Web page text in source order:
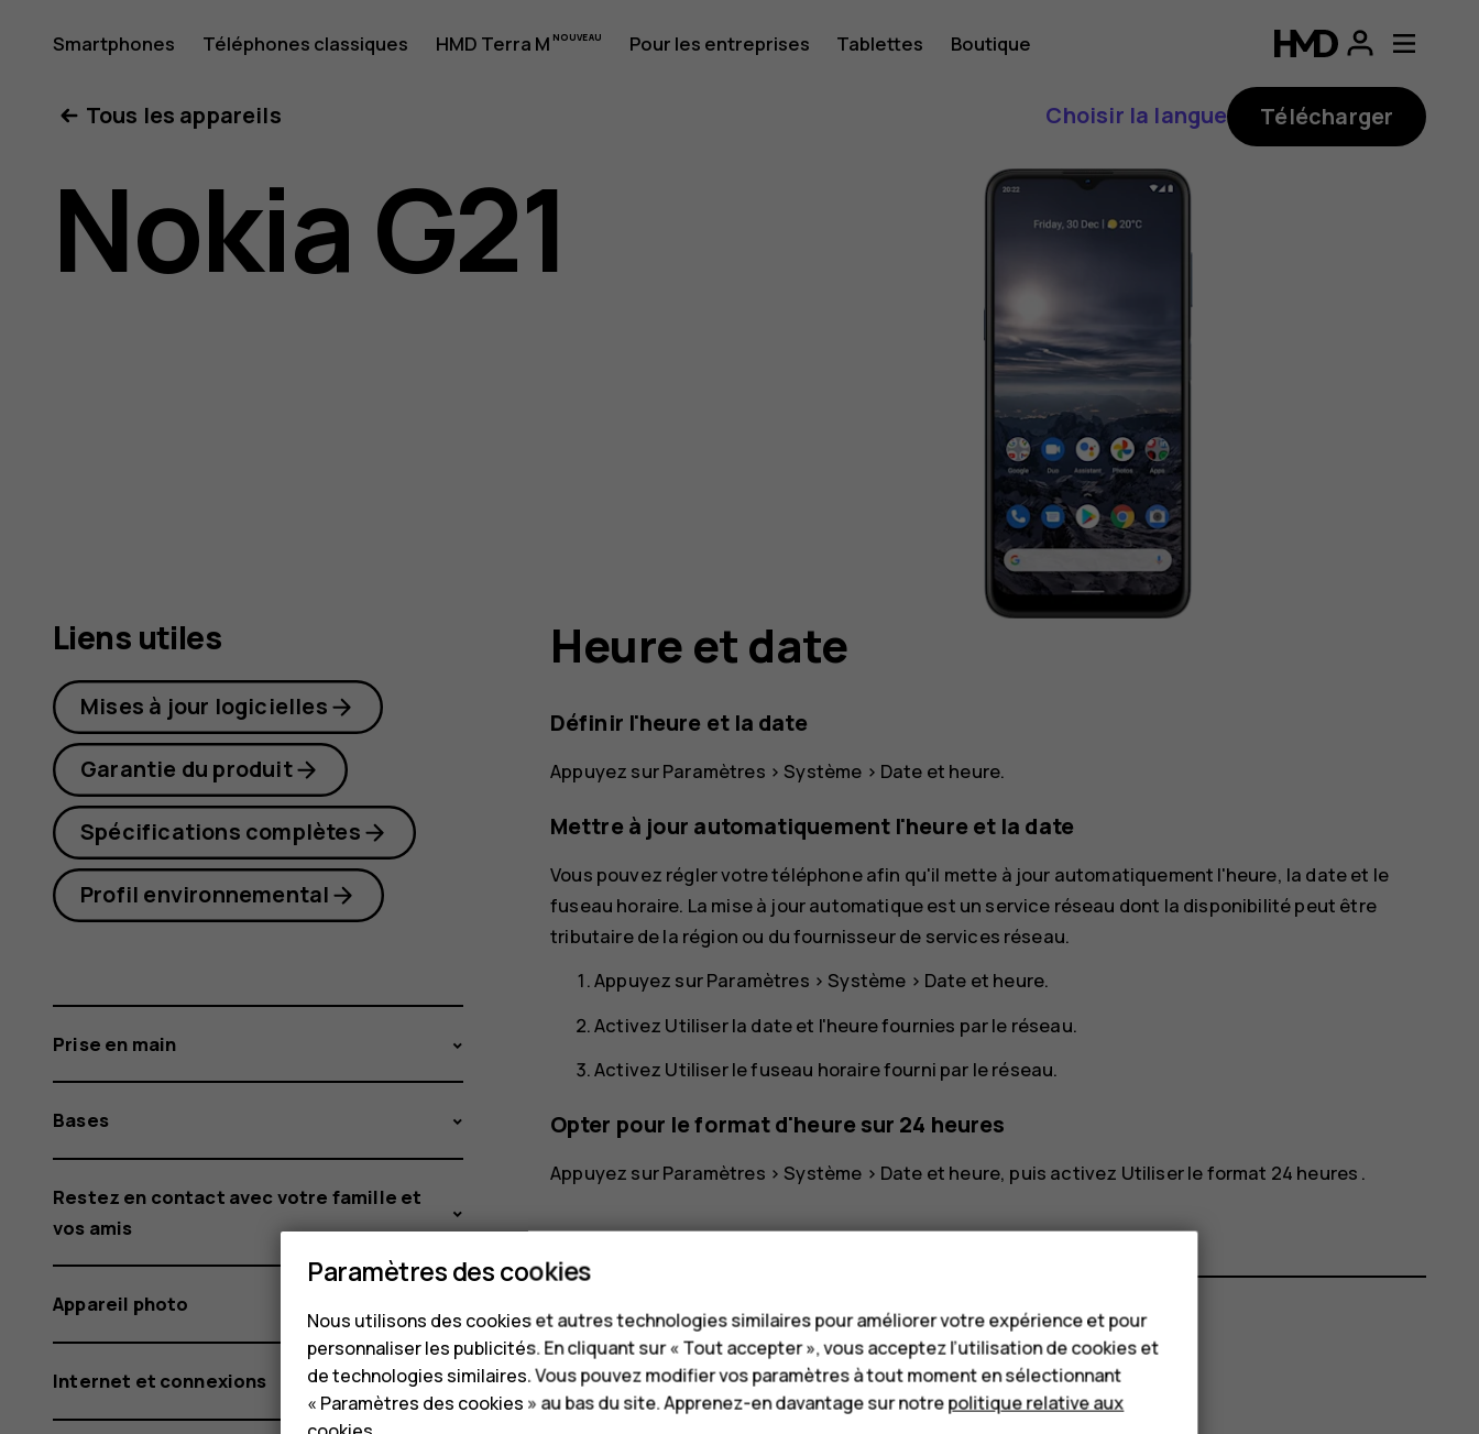
Guide
de
l'utilisateur
Smartphones Téléphones classiques HMD Terra M Pour les entreprises Tablettes Boutique
Tous les appareils
Choisir la langue Télécharger
Nokia G21
Heure et date
Définir l'heure et la date
Appuyez surParamètres > Système > Date et heure.
Mettre à jour automatiquement l'heure et la date
Vous pouvez régler votre téléphone afin qu'il mette à jour automatiquement l'heure, la date et le
fuseau horaire. La mise à jour automatique est un service réseau dont la disponibilité peut être
tributaire de la région ou du fournisseur de services réseau.
Appuyez surParamètres > Système > Date et heure.
Activez Utiliser la date et l'heure fournies par le réseau.
Activez Utiliser le fuseau horaire fourni par le réseau.
Opter pour le format d'heure sur 24 heures
Appuyez surParamètres > Système > Date et heure, puis activez Utiliser le format 24 heures .
Avez-vous trouvé cela utile?
Liens utiles
Mises à jour logicielles
Garantie du produit
Spécifications complètes
Profil environnemental
Prise en main
Bases
Restez en contact avec votre famille et
vos amis
Appareil photo
Internet et connexions
Paramètres des cookies
Nous utilisons des cookies et autres technologies similaires pour améliorer votre expérience et pour
personnaliser les publicités. En cliquant sur « Tout accepter », vous acceptez l’utilisation de cookies et
de technologies similaires. Vous pouvez modifier vos paramètres à tout moment en sélectionnant
« Paramètres des cookies » au bas du site. Apprenez-en davantage sur notrepolitique relative aux